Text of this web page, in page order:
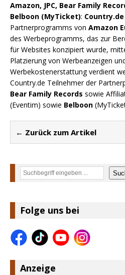
Amazon, JPC, Bear Family
Belboon (MyTicket): Country.de
Partnerprogramms von Amazon
des Werbeprogramms, das zur
für Websites konzipiert wurde,
Platzierung von Werbeanzeigen
Werbekostenerstattung verdient
Country.de Teilnehmer der
Bear Family Records sowie
(Eventim) sowie Belboon
← Zurück zum Artikel
Suchen
Folge uns bei
Anzeige